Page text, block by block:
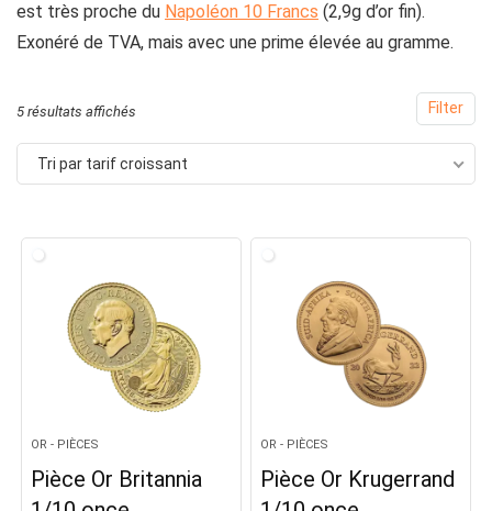
est très proche du Napoléon 10 Francs (2,9g d’or fin).
Exonéré de TVA, mais avec une prime élevée au gramme.
Filter
5 résultats affichés
par
prix
Tri par tarif croissant
OR - PIÈCES
Pièce Or Britannia
OR - PIÈCES
Pièce Or Krugerrand